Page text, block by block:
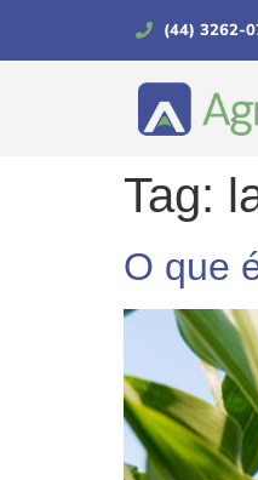
(44) 3262-
Tag:
O que